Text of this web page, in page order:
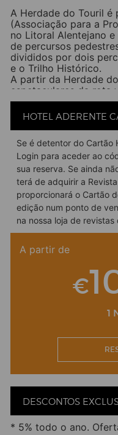
A Herdade do Touril é
(Associação para a
no Litoral Alentejano
de percursos
divididos por dois
e o Trilho Histórico.
A partir da Herdade
espetaculares da rota
circuitos mais curtos
para os caminhantes,
podem ser feitas de
HOTEL ADERENTE
Se é detentor do Cartão
Login para aceder ao
sua reserva. Se ainda
terá de adquirir a
proporcionará o Cartão
edição num ponto de
na nossa loja de revistas
A partir de
€
1
DESCONTOS
* 5% todo o ano.